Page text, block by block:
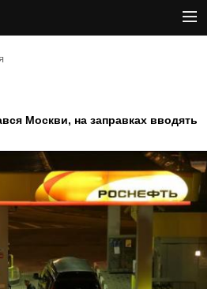
Москви, на заправках вводять